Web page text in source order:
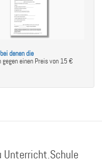
bei denen die
gegen einen Preis von 15 €
Unterricht.Schule